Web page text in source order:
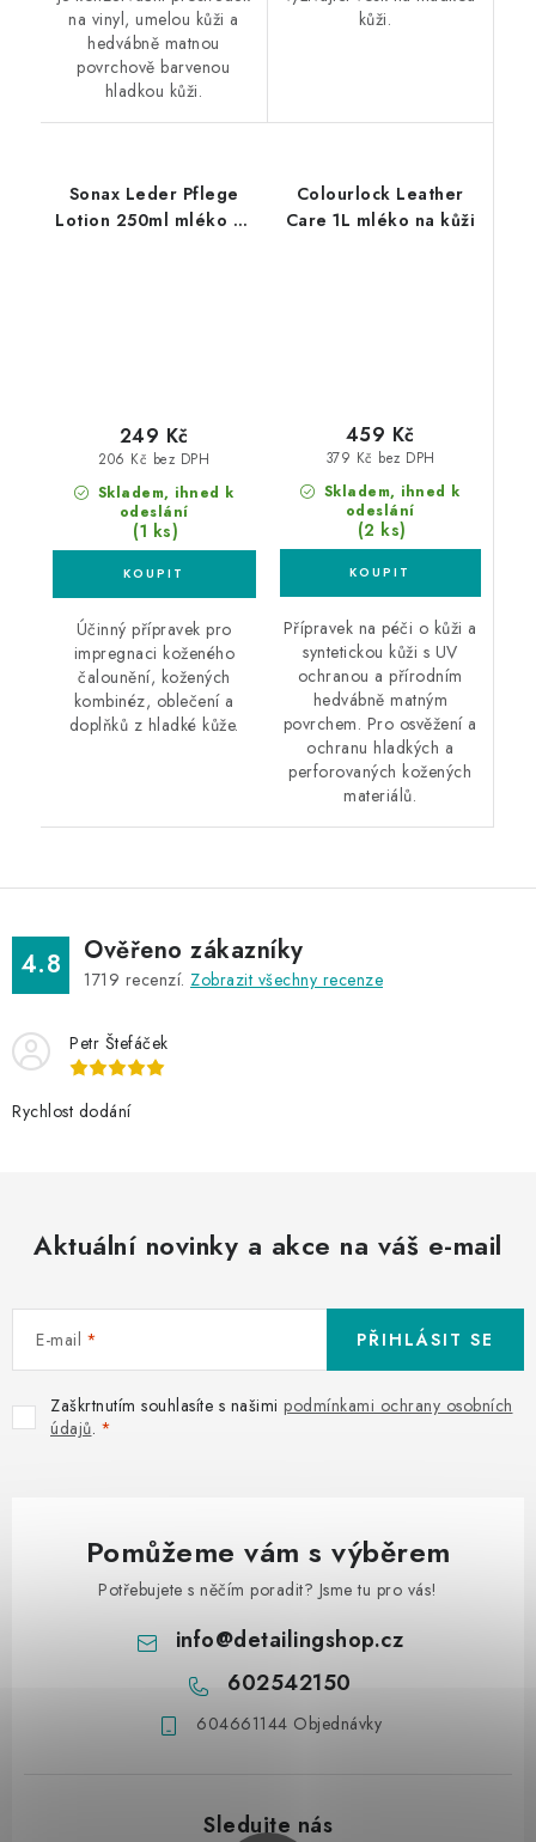
na vinyl, umelou kůži a
hedvábně matnou
povrchově barvenou
hladkou kůži.
kůži.
Sonax Leder Pflege
Lotion 250ml mléko na
Skladem, ihned k
odeslání
(1 ks)
206 Kč bez DPH
249 Kč
Účinný přípravek pro
impregnaci koženého
čalounění, kožených
kombinéz, oblečení a
doplňků z hladké kůže.
Colourlock Leather
Care 1L mléko na kůži
Skladem, ihned k
odeslání
(2 ks)
379 Kč bez DPH
459 Kč
Přípravek na péči o kůži a
syntetickou kůži s UV
ochranou a přírodním
hedvábně matným
povrchem. Pro osvěžení a
ochranu hladkých a
perforovaných kožených
materiálů.
4.8 Ověřeno zákazníky
1719 recenzí. Zobrazit všechny recenze
Petr Štefáček
Rychlost dodání
Aktuální novinky a akce na váš e-mail
E-mail
Zaškrtnutím souhlasíte s našimi podmínkami ochrany osobních
údajů.
PŘIHLÁSIT SE
Pomůžeme vám s výběrem
Potřebujete s něčím poradit? Jsme tu pro vás!
info@detailingshop.cz
602542150
604661144 Objednávky